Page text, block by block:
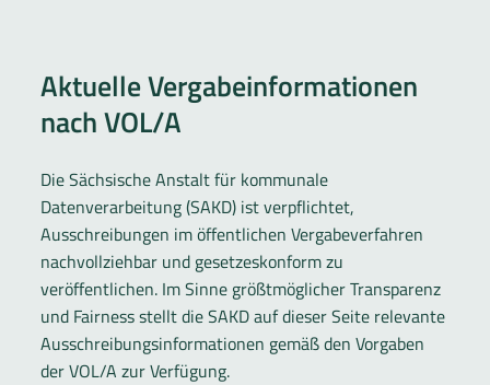
Aktuelle Vergabeinformationen
nach VOL/A
Die Sächsische Anstalt für kommunale
Datenverarbeitung (SAKD) ist verpflichtet,
Ausschreibungen im öffentlichen Vergabeverfahren
nachvollziehbar und gesetzeskonform zu
veröffentlichen. Im Sinne größtmöglicher Transparenz
und Fairness stellt die SAKD auf dieser Seite relevante
Ausschreibungsinformationen gemäß den Vorgaben
der VOL/A zur Verfügung.